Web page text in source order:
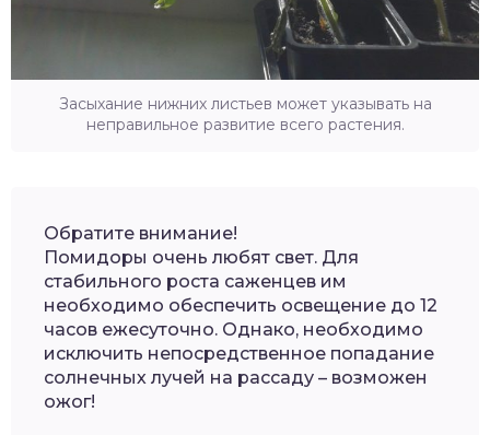
Засыхание нижних листьев может указывать на
неправильное развитие всего растения.
Обратите внимание!
Помидоры очень любят свет. Для
стабильного роста саженцев им
необходимо обеспечить освещение до 12
часов ежесуточно. Однако, необходимо
исключить непосредственное попадание
солнечных лучей на рассаду – возможен
ожог!